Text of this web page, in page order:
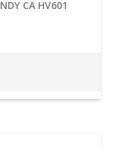
CA HV601